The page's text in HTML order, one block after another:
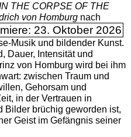
THE CORPSE OF THE
von Homburgnach
23. Oktober 2026
Musik und bildender Kunst.
Dauer, Intensität und
von Homburg wird bei ihm
zwischen Traum und
Gehorsam und
in der Vertrauen in
Bilder brüchig geworden ist,
Geist im Gefängnis seiner